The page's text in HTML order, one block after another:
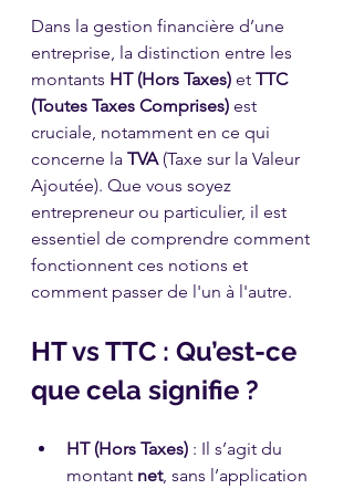
Dans la gestion financière d’une
entreprise, la distinction entre les
montants HT (Hors Taxes) et TTC
(Toutes Taxes Comprises) est
cruciale, notamment en ce qui
concerne la TVA (Taxe sur la Valeur
Ajoutée). Que vous soyez
entrepreneur ou particulier, il est
essentiel de comprendre comment
fonctionnent ces notions et
comment passer de l'un à l'autre.
HT vs TTC : Qu’est-ce
que cela signifie ?
HT (Hors Taxes) : Il s’agit du
montant net, sans l’application